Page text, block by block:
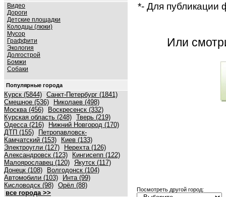
Видео
Дороги
Детские площадки
Колодцы (люки)
Мусор
Граффити
Экология
Долгострой
Бомжи
Собаки
Популярные города
Курск (5844) Санкт-Петербург (1841)
Смешное (536)
Николаев (498)
Москва (456)
Воскресенск (332)
Курская область (248) Тверь (219)
Одесса (216)
Нижний Новгород (170)
ДТП (155)
Петропавловск-
Камчатский (153)
Киев (133)
Электроугли (127)
Нерехта (126)
Александровск (123)
Кингисепп (122)
Малоярославец (120) Якутск (117)
Донецк (108)
Волгодонск (104)
Автомобили (103)
Инта (99)
Кисловодск (98) Орёл (88)
все города >>
*- Для публикации
Или
Посмотреть другой город: